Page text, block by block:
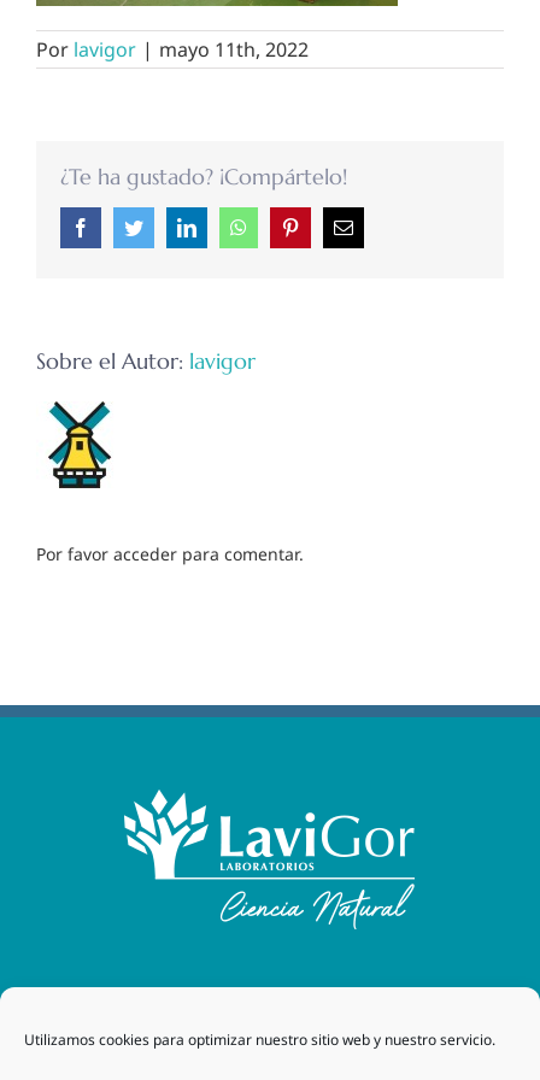
Utilizamos cookies para optimizar nuestro sitio web y nuestro servicio.
Por lavigor | mayo 11th, 2022
¿Te ha gustado? ¡Compártelo!
FacebookTwitterLinkedInWhatsAppPinterestCorreo
electrónico
Sobre el Autor: lavigor
Por favor acceder para comentar.
Laboratorios Lavigor| 48170 Zamudio (Bizkaia) - España
| Tel. +34 94 454 42 00 |
tegor@grupotegor.com